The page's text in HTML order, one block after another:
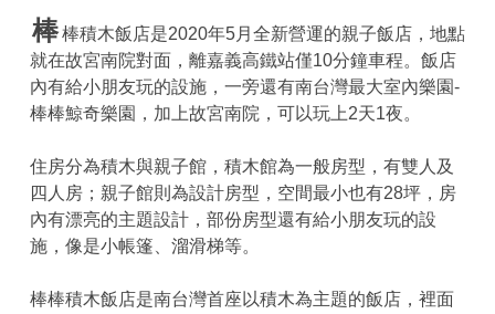
棒棒積木飯店是2020年5月全新營運的親子飯店，地點
就在故宮南院對面，離嘉義高鐵站僅10分鐘車程。飯店
內有給小朋友玩的設施，一旁還有南台灣最大室內樂園-
棒棒鯨奇樂園，加上故宮南院，可以玩上2天1夜。
住房分為積木與親子館，積木館為一般房型，有雙人及
四人房；親子館則為設計房型，空間最小也有28坪，房
內有漂亮的主題設計，部份房型還有給小朋友玩的設
施，像是小帳篷、溜滑梯等。
棒棒積木飯店是南台灣首座以積木為主題的飯店，裡面